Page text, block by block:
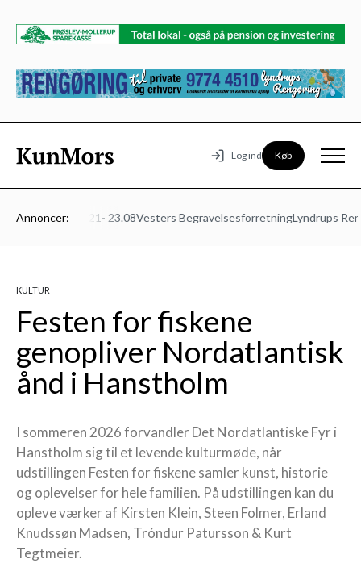
Log ind Køb
Annoncer:Mors 21- 23.08Vesters BegravelsesforretningLyndrups
KULTUR
Festen for fiskene
genopliver Nordatlantisk
ånd i Hanstholm
I sommeren 2026 forvandler Det Nordatlantiske Fyr i
Hanstholm sig til et levende kulturmøde, når
udstillingen Festen for fiskene samler kunst, historie
og oplevelser for hele familien. På udstillingen kan du
opleve værker af Kirsten Klein, Steen Folmer, Erland
Knudssøn Madsen, Tróndur Patursson & Kurt
Tegtmeier.